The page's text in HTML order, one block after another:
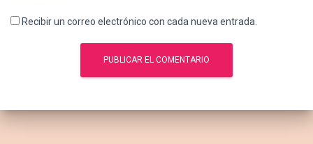
Recibir un correo electrónico con cada nueva entrada.